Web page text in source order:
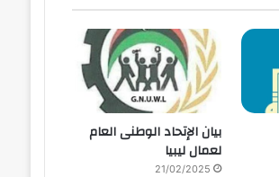
بيان الإتحاد الوطنى العام
لعمال ليبيا
21/02/2025